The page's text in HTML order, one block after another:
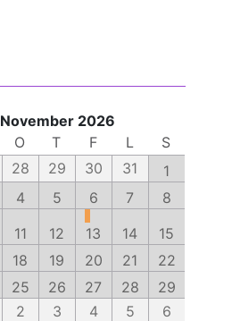
November 2026
O T F L
S
28 29 30 31
1
4 5 6 7
8
11 12 13 14
15
18 19 20 21
22
25 26 27 28
29
2 3 4 5 6